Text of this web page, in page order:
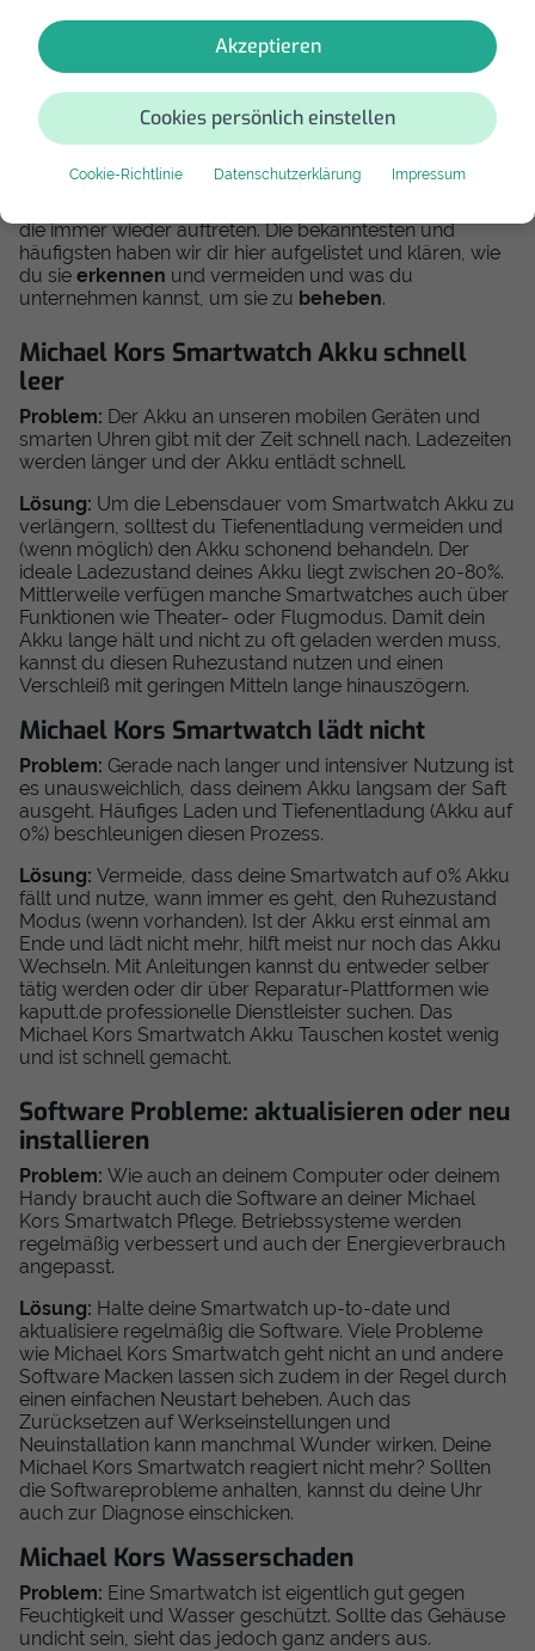
Akzeptieren
Cookies persönlich einstellen
Cookie-Richtlinie Datenschutzerklärung Impressum
tauschen, Glas defekt & lädt
nicht
Smartwatch Reparatur – Häufige
Defekte
kaputt. Auch eine Michael Kors Smartwatch hält nicht
die immer wieder auftreten. Die bekanntesten und
häufigsten haben wir dir hier aufgelistet und klären, wie
du sie erkennen und vermeiden und was du
unternehmen kannst, um sie zu beheben.
Michael Kors Smartwatch Akku schnell
leer
Problem: Der Akku an unseren mobilen Geräten und
smarten Uhren gibt mit der Zeit schnell nach. Ladezeiten
werden länger und der Akku entlädt schnell.
Lösung: Um die Lebensdauer vom Smartwatch Akku zu
verlängern, solltest du Tiefenentladung vermeiden und
(wenn möglich) den Akku schonend behandeln. Der
ideale Ladezustand deines Akku liegt zwischen 20-80%.
Mittlerweile verfügen manche Smartwatches auch über
Funktionen wie Theater- oder Flugmodus. Damit dein
Akku lange hält und nicht zu oft geladen werden muss,
kannst du diesen Ruhezustand nutzen und einen
Verschleiß mit geringen Mitteln lange hinauszögern.
Michael Kors Smartwatch lädt nicht
Problem: Gerade nach langer und intensiver Nutzung ist
es unausweichlich, dass deinem Akku langsam der Saft
ausgeht. Häufiges Laden und Tiefenentladung (Akku auf
0%) beschleunigen diesen Prozess.
Lösung: Vermeide, dass deine Smartwatch auf 0% Akku
fällt und nutze, wann immer es geht, den Ruhezustand
Modus (wenn vorhanden). Ist der Akku erst einmal am
Ende und lädt nicht mehr, hilft meist nur noch das Akku
Wechseln. Mit Anleitungen kannst du entweder selber
tätig werden oder dir über Reparatur-Plattformen wie
kaputt.de professionelle Dienstleister suchen. Das
Michael Kors Smartwatch Akku Tauschen kostet wenig
und ist schnell gemacht.
Software Probleme: aktualisieren oder neu
installieren
Problem: Wie auch an deinem Computer oder deinem
Handy braucht auch die Software an deiner Michael
Kors Smartwatch Pflege. Betriebssysteme werden
regelmäßig verbessert und auch der Energieverbrauch
angepasst.
Lösung: Halte deine Smartwatch up-to-date und
aktualisiere regelmäßig die Software. Viele Probleme
wie Michael Kors Smartwatch geht nicht an und andere
Software Macken lassen sich zudem in der Regel durch
einen einfachen Neustart beheben. Auch das
Zurücksetzen auf Werkseinstellungen und
Neuinstallation kann manchmal Wunder wirken. Deine
Michael Kors Smartwatch reagiert nicht mehr? Sollten
die Softwareprobleme anhalten, kannst du deine Uhr
auch zur Diagnose einschicken.
Michael Kors Wasserschaden
Problem: Eine Smartwatch ist eigentlich gut gegen
Feuchtigkeit und Wasser geschützt. Sollte das Gehäuse
undicht sein, sieht das jedoch ganz anders aus.